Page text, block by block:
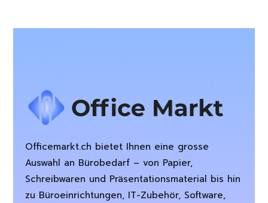
Officemarkt.ch bietet Ihnen eine grosse
Auswahl an Bürobedarf – von Papier,
Schreibwaren und Präsentationsmaterial bis hin
zu Büroeinrichtungen, IT-Zubehör, Software,